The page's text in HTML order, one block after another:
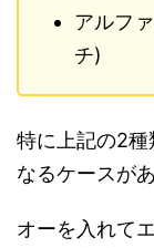
アルフ
チ)
特に上記の2種
なるケースが
オーを入れて